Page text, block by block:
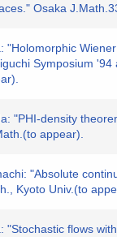
Osaka
"Holomorphic
Symposium '94
"PHI-density
appear).
"Absolute
Kyoto Univ.(to
"Stochastic flows